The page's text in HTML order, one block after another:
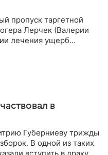
пропуск таргетной
Лерчек (Валерии
лечения ущерб
в
Губерниеву трижды
В одной из таких